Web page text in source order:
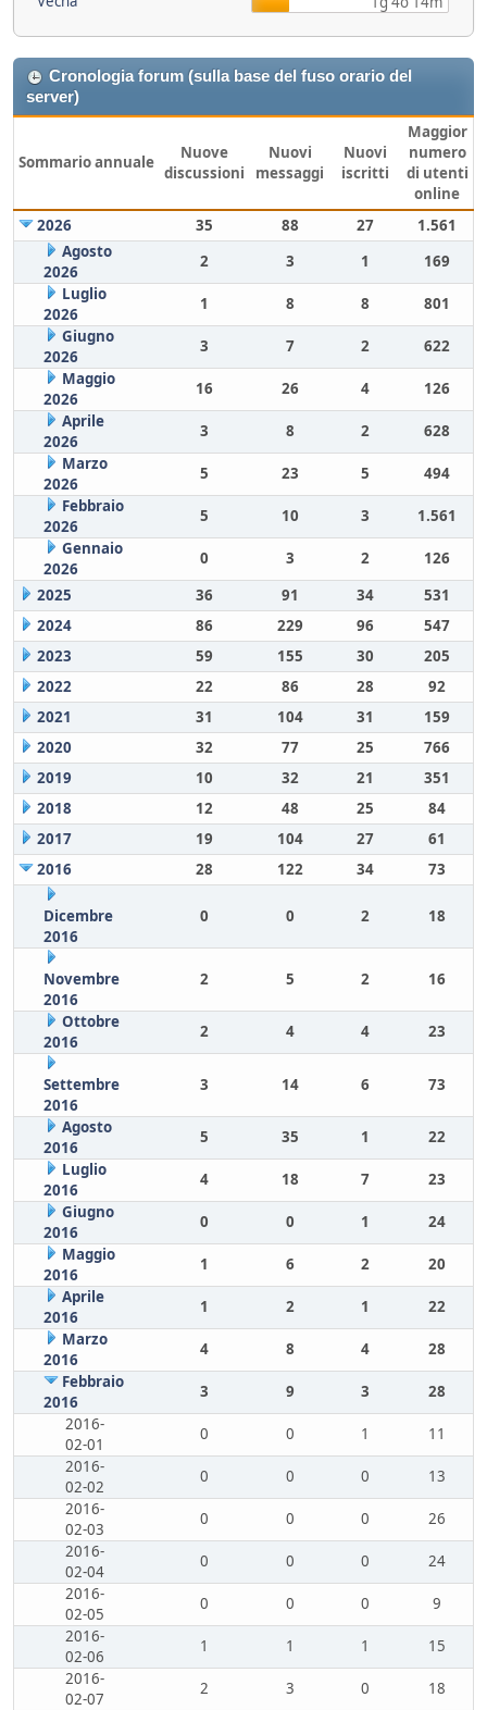
Cronologia forum (sulla base del fuso orario del
server)
Sommario annuale
Nuove
discussioni
Nuovi
messaggi
Nuovi
iscritti
Maggior
numero
di utenti
online
2026
35 88 27
1.561
Agosto
2026
2 3 1
169
Luglio
2026
1 8 8
801
Giugno
2026
3 7 2
622
Maggio
2026
16 26 4
126
Aprile
2026
3 8 2
628
Marzo
2026
5 23 5
494
Febbraio
2026
5 10 3
1.561
Gennaio
2026
0 3 2
126
2025
36 91 34
531
2024
86 229 96
547
2023
59 155 30
205
2022
22 86 28
92
2021
31 104 31
159
2020
32 77 25
766
2019
10 32 21
351
2018
12 48 25
84
2017
19 104 27
61
2016
28 122 34 73
Dicembre
2016
0 0 2 18
Novembre
2016
2 5 2 16
Ottobre
2016
2 4 4 23
Settembre
2016
3 14 6 73
Agosto
2016
5 35 1
22
Luglio
2016
4 18 7
23
Giugno
2016
0 0 1
24
Maggio
2016
1 6 2
20
Aprile
2016
1 2 1
22
Marzo
2016
4 8 4
28
Febbraio
2016
3 9 3
28
2016-
02-01
0 0 1
11
2016-
02-02
0 0 0
13
2016-
02-03
0 0 0
26
2016-
02-04
0 0 0
24
2016-
02-05
0 0 0
9
2016-
02-06
1 1 1
15
2016-
02-07
2 3 0
18